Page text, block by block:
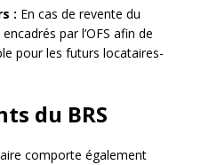
: En cas de revente du
par l’OFS afin de
pour les futurs locataires-
du BRS
comporte également